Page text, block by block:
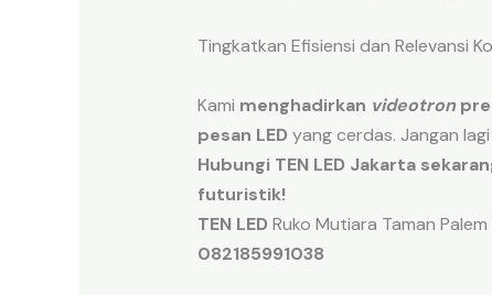
Tingkatkan Efisiensi dan Relevansi
Kami menghadirkan videotron
pesan LED yang cerdas. Jangan
Hubungi TEN LED Jakarta
futuristik!
TEN LED Ruko Mutiara Taman
082185991038